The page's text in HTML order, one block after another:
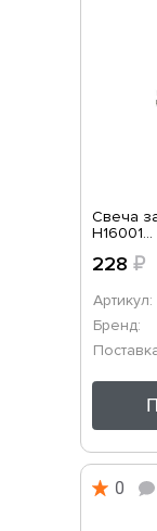
Свеча
H16001...
228 ₽
Артикул:
Бренд:
0